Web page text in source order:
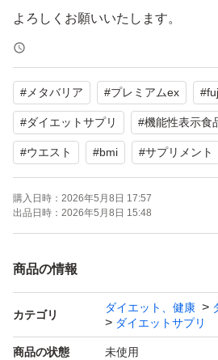
#メタバリア #プレミアムex #
#ダイエットサプリ #機能性表示食
#ウエスト #bmi #サプリメント
購入日時： 2026年5月8日 17:57
出品日時： 2026年5月8日 15:48
商品の情報
カテゴリ
ダイエット、健康
ダイエットサプリ
商品の状態 未使用